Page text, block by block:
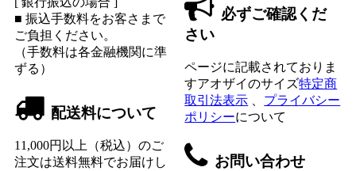
■ 振込手数料をお客さまで
ご負担ください。
（手数料は各金融機関に準
ずる）
配送料について
11,000円以上（税込）のご
注文は送料無料でお届けし
必ずご確認くだ
さい
ページに記載されておりま
すアオザイのサイズ特定商
取引法表示
プライバシー
ポリシーについて
お問い合わせ